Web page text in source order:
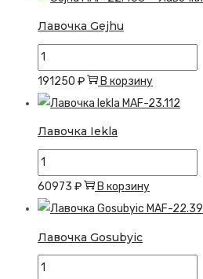
Лавочка Gejhu
Количество
товара
Лавочка
191250 ₽ В корзину
Лавочка Iekla
Количество
товара
Лавочка
60973 ₽ В корзину
Лавочка Gosubyic
Количество